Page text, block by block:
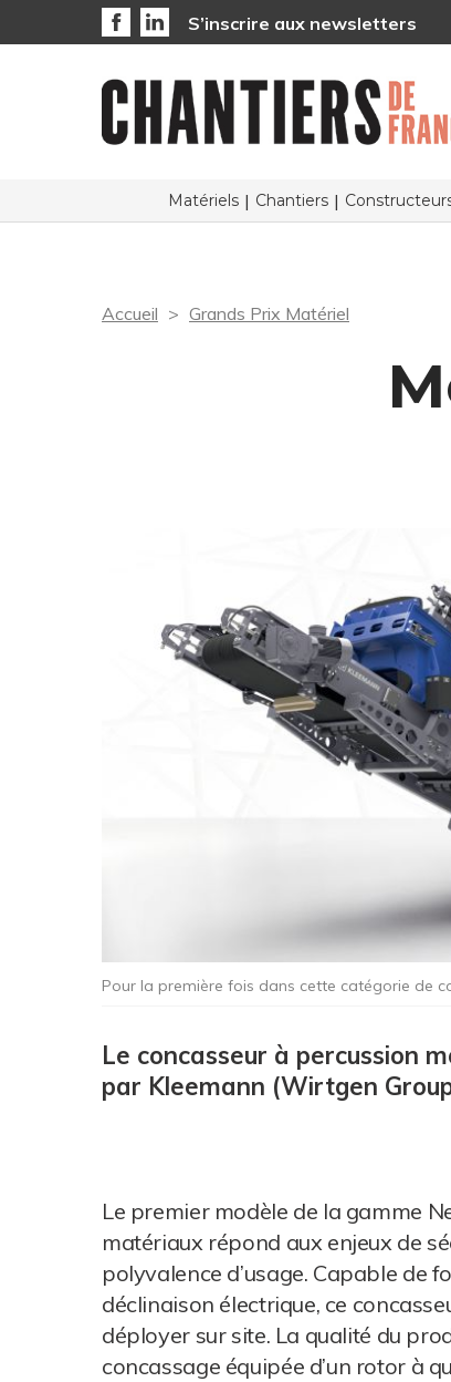
S’inscrire aux newsletters
Matériels Chantiers
Accueil Grands Prix Matériel
Pour la première fois dans cette catégorie de
Le concasseur à percussion
par Kleemann (Wirtgen
Le premier modèle de la gamme
matériaux répond aux enjeux de
polyvalence d’usage. Capable de
déclinaison électrique, ce
déployer sur site. La qualité du
concassage équipée d’un rotor à